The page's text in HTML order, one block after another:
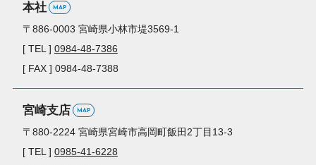
本社 MAP
〒886-0003 宮崎県小林市堤3569-1
[ TEL ] 0984-48-7386
[ FAX ] 0984-48-7388
宮崎支店 MAP
〒880-2224 宮崎県宮崎市高岡町飯田2丁目13-3
[ TEL ] 0985-41-6228